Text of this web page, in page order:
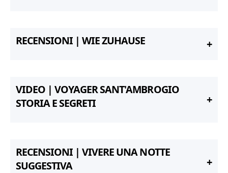
RECENSIONI | WIE ZUHAUSE
VIDEO | VOYAGER SANT'AMBROGIO
STORIA E SEGRETI
RECENSIONI | VIVERE UNA NOTTE
SUGGESTIVA